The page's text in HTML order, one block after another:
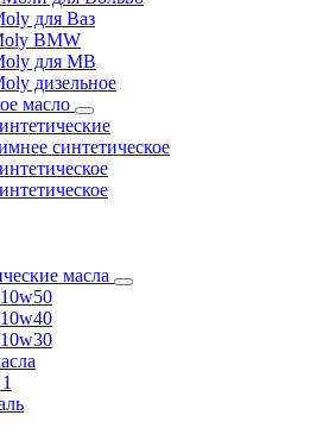
для Ваз
BMW
для MB
дизельное
масло
синтетическое
масла